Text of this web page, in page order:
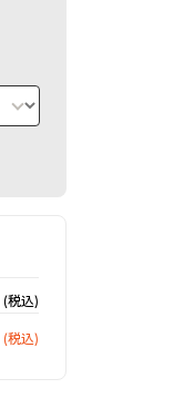
(税込)
(税込)